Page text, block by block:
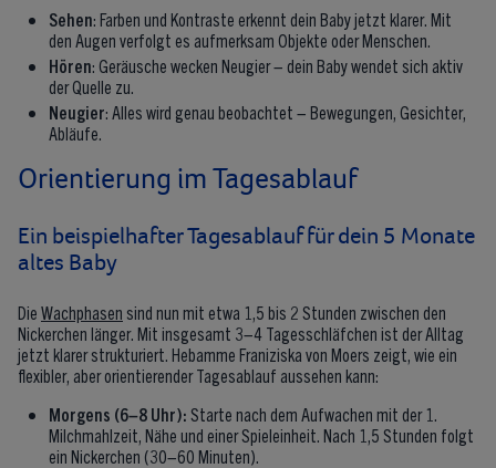
Sehen: Farben und Kontraste erkennt dein Baby jetzt klarer. Mit
den Augen verfolgt es aufmerksam Objekte oder Menschen.
Hören: Geräusche wecken Neugier – dein Baby wendet sich aktiv
der Quelle zu.
Neugier: Alles wird genau beobachtet – Bewegungen, Gesichter,
Abläufe.
Orientierung im Tagesablauf
Ein beispielhafter Tagesablauf für dein 5 Monate
altes Baby
Die Wachphasen sind nun mit etwa 1,5 bis 2 Stunden zwischen den
Nickerchen länger. Mit insgesamt 3–4 Tagesschläfchen ist der Alltag
jetzt klarer strukturiert. Hebamme Franiziska von Moers zeigt, wie ein
flexibler, aber orientierender Tagesablauf aussehen kann:
Morgens (6–8 Uhr): Starte nach dem Aufwachen mit der 1.
Milchmahlzeit, Nähe und einer Spieleinheit. Nach 1,5 Stunden folgt
ein Nickerchen (30–60 Minuten).